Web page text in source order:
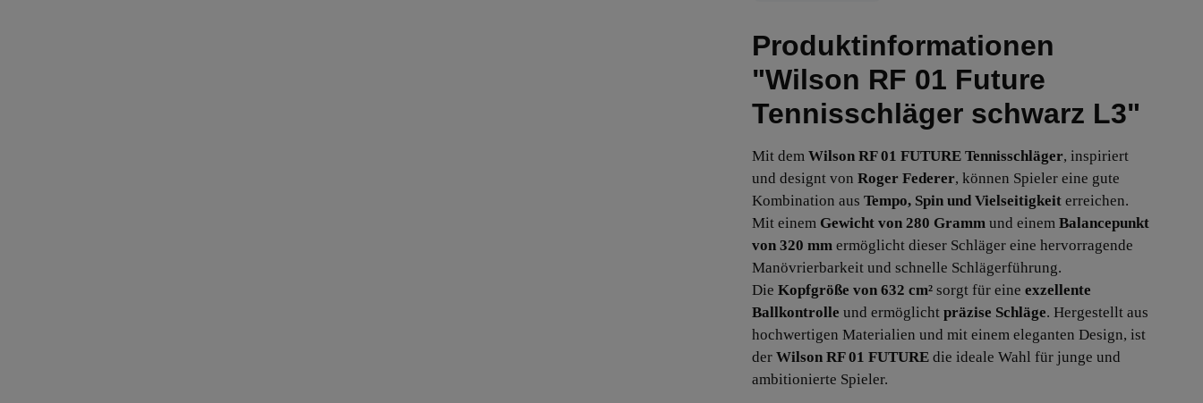
Produktinformationen
"Wilson RF 01 Future
Tennisschläger schwarz L3"
Mit dem Wilson RF 01 FUTURE Tennisschläger, inspiriert
und designt von Roger Federer, können Spieler eine gute
Kombination aus Tempo, Spin und Vielseitigkeit erreichen.
Mit einem Gewicht von 280 Gramm und einem Balancepunkt
von 320 mm ermöglicht dieser Schläger eine hervorragende
Manövrierbarkeit und schnelle Schlägerführung.
Die Kopfgröße von 632 cm² sorgt für eine exzellente
Ballkontrolle und ermöglicht präzise Schläge. Hergestellt aus
hochwertigen Materialien und mit einem eleganten Design, ist
der Wilson RF 01 FUTURE die ideale Wahl für junge und
ambitionierte Spieler.